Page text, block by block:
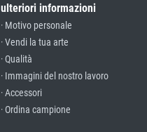
ulteriori informazioni
· Motivo personale
· Vendi la tua arte
· Qualità
· Immagini del nostro lavoro
· Accessori
· Ordina campione